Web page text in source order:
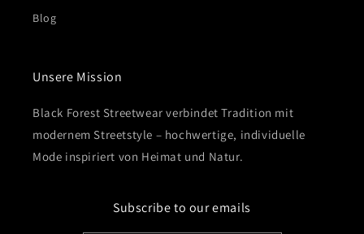
Blog
Unsere Mission
Black Forest Streetwear verbindet Tradition mit
modernem Streetstyle – hochwertige, individuelle
Mode inspiriert von Heimat und Natur.
Subscribe to our emails